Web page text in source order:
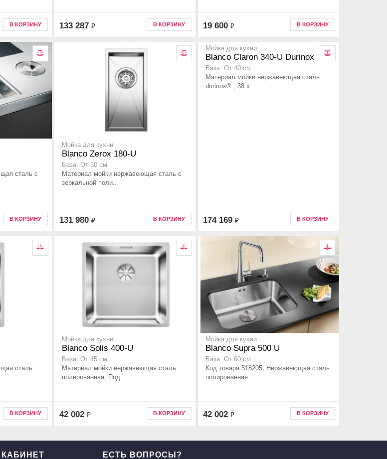
В КОРЗИНУ 133 287 ₽ В КОРЗИНУ 19 600 ₽ В КОРЗИНУ
сталь с
В КОРЗИНУ
Мойка для кухни
Blanco Zerox 180-U
База: От 30 см
Материал мойки нержавеющая сталь с
зеркальной поли..
131 980 ₽ В КОРЗИНУ
Мойка для кухни
Blanco Claron 340-U Durinox
База: От 40 см
Материал мойки нержавеющая сталь
durinox® , 38 x ..
174 169 ₽ В КОРЗИНУ
сталь
В КОРЗИНУ
Мойка для кухни
Blanco Solis 400-U
База: От 45 см
Материал мойки нержавеющая сталь
полированная, Под..
42 002 ₽ В КОРЗИНУ
Мойка для кухни
Blanco Supra 500 U
База: От 60 см
Код товара 518205, Нержавеющая сталь
полированная..
42 002 ₽ В КОРЗИНУ
ЕСТЬ ВОПРОСЫ?